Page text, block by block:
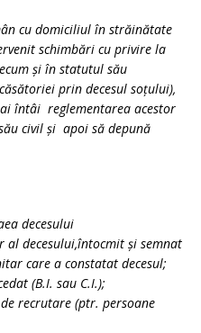
cu domiciliul în străinătate
schimbări cu privire la
şi în statutul său
prin decesul soţului),
întâi reglementarea acestor
civil şi apoi să depună
decesului
decesului,întocmit şi semnat
care a constatat decesul;
(B.I. sau C.I.);
recrutare (ptr. persoane